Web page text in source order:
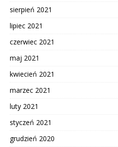
sierpień 2021
lipiec 2021
czerwiec 2021
maj 2021
kwiecień 2021
marzec 2021
luty 2021
styczeń 2021
grudzień 2020